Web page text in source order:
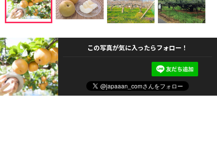
この写真が気に入ったらフォロー！